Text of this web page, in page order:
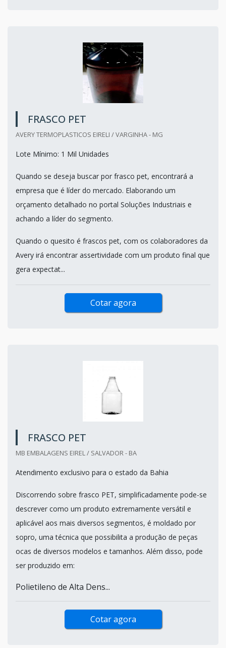
FRASCO PET
AVERY TERMOPLASTICOS EIRELI / VARGINHA - MG
Lote Mínimo: 1 Mil Unidades
Quando se deseja buscar por frasco pet, encontrará a
empresa que é líder do mercado. Elaborando um
orçamento detalhado no portal Soluções Industriais e
achando a líder do segmento.
Quando o quesito é frascos pet, com os colaboradores da
Avery irá encontrar assertividade com um produto final que
gera expectat...
Cotar agora
FRASCO PET
MB EMBALAGENS EIREL / SALVADOR - BA
Atendimento exclusivo para o estado da Bahia
Discorrendo sobre frasco PET, simplificadamente pode-se
descrever como um produto extremamente versátil e
aplicável aos mais diversos segmentos, é moldado por
sopro, uma técnica que possibilita a produção de peças
ocas de diversos modelos e tamanhos. Além disso, pode
ser produzido em:
Polietileno de Alta Dens...
Cotar agora